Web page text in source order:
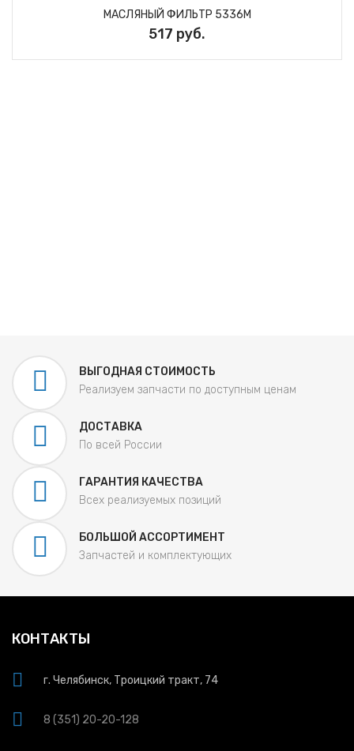
МАСЛЯНЫЙ ФИЛЬТР 5336M
517 руб.
ВЫГОДНАЯ СТОИМОСТЬ
Реализуем запчасти по доступным ценам
ДОСТАВКА
По всей России
ГАРАНТИЯ КАЧЕСТВА
Всех реализуемых позиций
БОЛЬШОЙ АССОРТИМЕНТ
Запчастей и комплектующих
КОНТАКТЫ
г. Челябинск, Троицкий тракт, 74
8 (351) 20-20-128